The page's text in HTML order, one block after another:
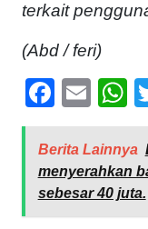
terkait
(Abd / feri)
Berita Lainnya
menyerahkan
sebesar 40 juta.